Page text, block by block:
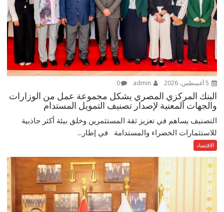
0
البنك المركزي المصري يشكل مجموعة عمل من الوزارات
والجهات المعنية لإصدار تصنيف التمويل المستدام
التصنيف يساهم في تعزيز ثقة المستثمرين وخلق بيئة أكثر جاذبية
للاستثمارات الخضراء والمستدامة في إطار...
الاقتصاد